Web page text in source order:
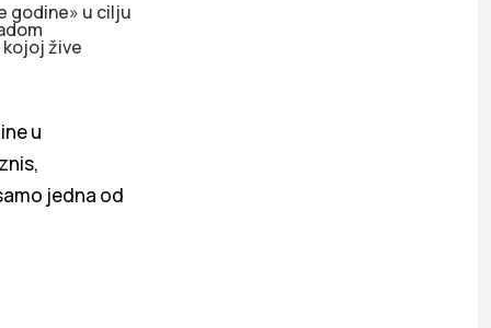
godine» u cilju
žive
u
jedna od